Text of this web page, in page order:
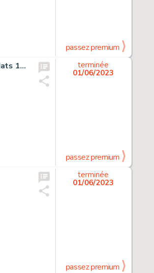
passez premium
Funcken, Fred & Liliane - Dessin original couleur - L'Uniforme & armes soldats 1er Empire - Russie - Chasseurs à cheval - (1969)
terminée
01/06/2023
passez premium
terminée
01/06/2023
passez premium